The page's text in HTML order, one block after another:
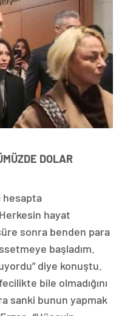
DOLAR
hesapta
hayat
sonra benden para
başladım.
diye konuştu.
bile olmadığını
sanki bunun yapmak